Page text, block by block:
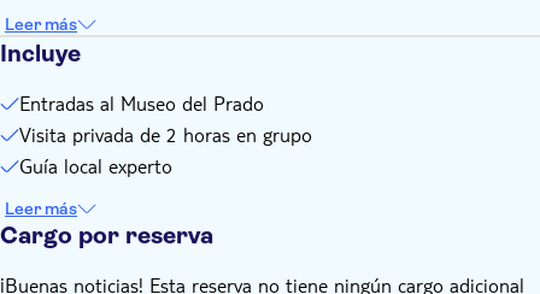
Leer más
Incluye
Entradas al Museo del Prado
Visita privada de 2 horas en grupo
Guía local experto
Leer más
Cargo por reserva
¡Buenas noticias! Esta reserva no tiene ningún cargo adicional